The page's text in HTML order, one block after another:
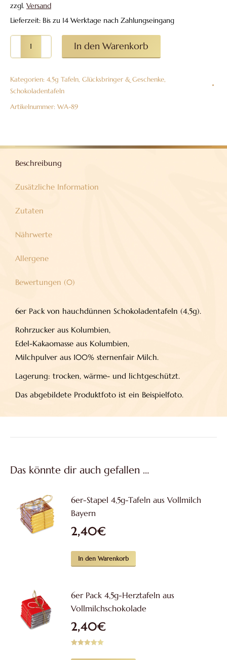
zzgl. Versand
Lieferzeit: Bis zu 14 Werktage nach Zahlungseingang
Stapel
Tafeln
aus
Vollmilchschokolade
gut"
Menge
In den Warenkorb
Kategorien: 4,5g Tafeln, Glücksbringer & Geschenke,
Schokoladentafeln
Artikelnummer: WA-89
Beschreibung
Zusätzliche Information
Zutaten
Nährwerte
Allergene
Bewertungen (0)
6er Pack von hauchdünnen Schokoladentafeln (4,5g).
Rohrzucker aus Kolumbien,
Edel-Kakaomasse aus Kolumbien,
Milchpulver aus 100% sternenfair Milch.
Lagerung: trocken, wärme- und lichtgeschützt.
Das abgebildete Produktfoto ist ein Beispielfoto.
Das könnte dir auch gefallen …
6er-Stapel 4,5g-Tafeln aus Vollmilch
Bayern
2,40€
In den Warenkorb
6er Pack 4,5g-Herztafeln aus
Vollmilchschokolade
2,40€
5.00von 5